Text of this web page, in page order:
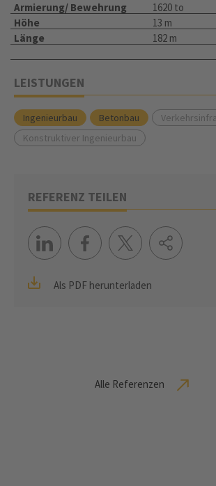
Armierung/ Bewehrung
1620 to
Höhe
13 m
Länge
182 m
LEISTUNGEN
Ingenieurbau Betonbau
Konstruktiver Ingenieurbau
REFERENZ TEILEN
Als PDF herunterladen
Alle Referenzen